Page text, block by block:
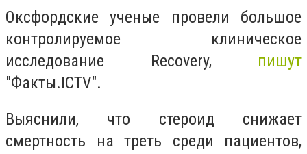
Оксфордские ученые провели большое
контролируемое клиническое
исследование Recovery, пишут
"Факты.ICTV".
Выяснили, что стероид снижает
смертность на треть среди пациентов,